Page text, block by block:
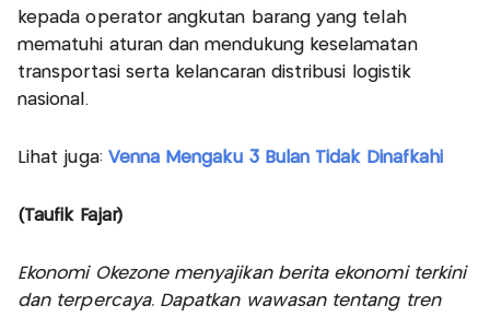
kepada operator angkutan barang yang telah
mematuhi aturan dan mendukung keselamatan
transportasi serta kelancaran distribusi logistik
nasional.
Lihat juga: Venna Mengaku 3 Bulan Tidak Dinafkahi
(Taufik Fajar)
Ekonomi Okezone menyajikan berita ekonomi terkini
dan terpercaya. Dapatkan wawasan tentang tren